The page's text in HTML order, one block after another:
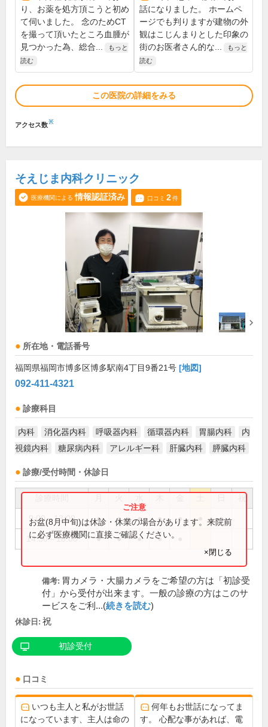
り、お薬を処方頂こうと初め
て伺いました。 念のためCT
を撮って頂いたところ血腫が
見つかった為、総合...
もっと
読む
話になりました。 ホームペ
ージでも判りますが建物の外
観はこじんまりとした印象の
街のお医者さん的な...
もっと
読む
この医院の詳細をみる
アクセス数※
そえじま内科クリニック
医療機関による 情報認証済み 口コミ 2件
所在地・電話番号
福岡県福岡市博多区博多駅南4丁目9番21号 [地図]
092-411-4321
診療科目
内科 消化器内科 呼吸器内科 循環器内科 胃腸内科
内
視鏡内科
糖尿病内科 アレルギー科 肝臓内科 膵臓内科
診療/受付時間・休診日
9:00～13:00 ● ● ● ● ● ●
14:30～18:00 ● ● ● ●
お盆(8月中旬)は休診・休業の場合があります。来院前
に必ず医療機関に直接ご確認ください。
×閉じる
備考: 胃カメラ・大腸カメラをご希望の方は「初診受
付」から受付が出来ます。一般の診療の方はこのサ
ービスをご利...(続きを読む)
休診日: 祝
初診受付
口コミ
いつも主人と私がお世話
になっています、主人は命の
何年もお世話になってま
す。 心配な事があれば、電